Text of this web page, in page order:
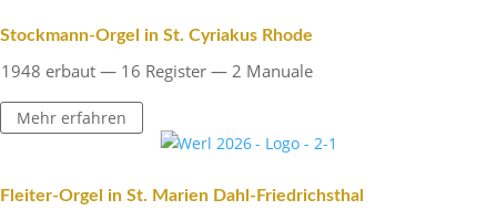
Stock­mann-Orgel in St. Cyriakus Rhode
1948 erbaut — 16 Register — 2 Manuale
Mehr erfahren
Fleiter-Orgel in St. Marien Dahl-Friedrichsthal